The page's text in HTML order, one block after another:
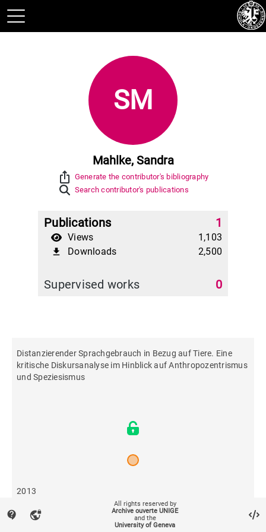
SM
Mahlke, Sandra
ios_share Generate the contributor's bibliography
Search contributor's publications
Publications 1
Views 1,103
file_download Downloads 2,500
Supervised works 0
Distanzierender Sprachgebrauch in Bezug auf Tiere. Eine
kritische Diskursanalyse im Hinblick auf Anthropozentrismus
und Speziesismus
2013
1,103
contact_support vpn_lock
All rights reserved by
Archive ouverte UNIGE
and the
University of Geneva